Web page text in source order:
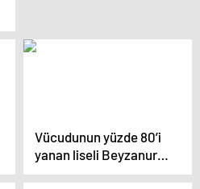
Vücudunun yüzde 80’i
yanan liseli Beyzanur:
“Başkalarının yaptığı